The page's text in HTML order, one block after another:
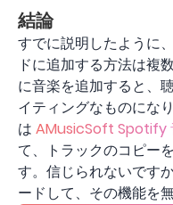
結論
すでに説明したように
ドに追加する方法は複
に音楽を追加すると、
イティングなものにな
は AMusicSoft Spotify
て、トラックのコピー
す。信じられないです
ードして、その機能を